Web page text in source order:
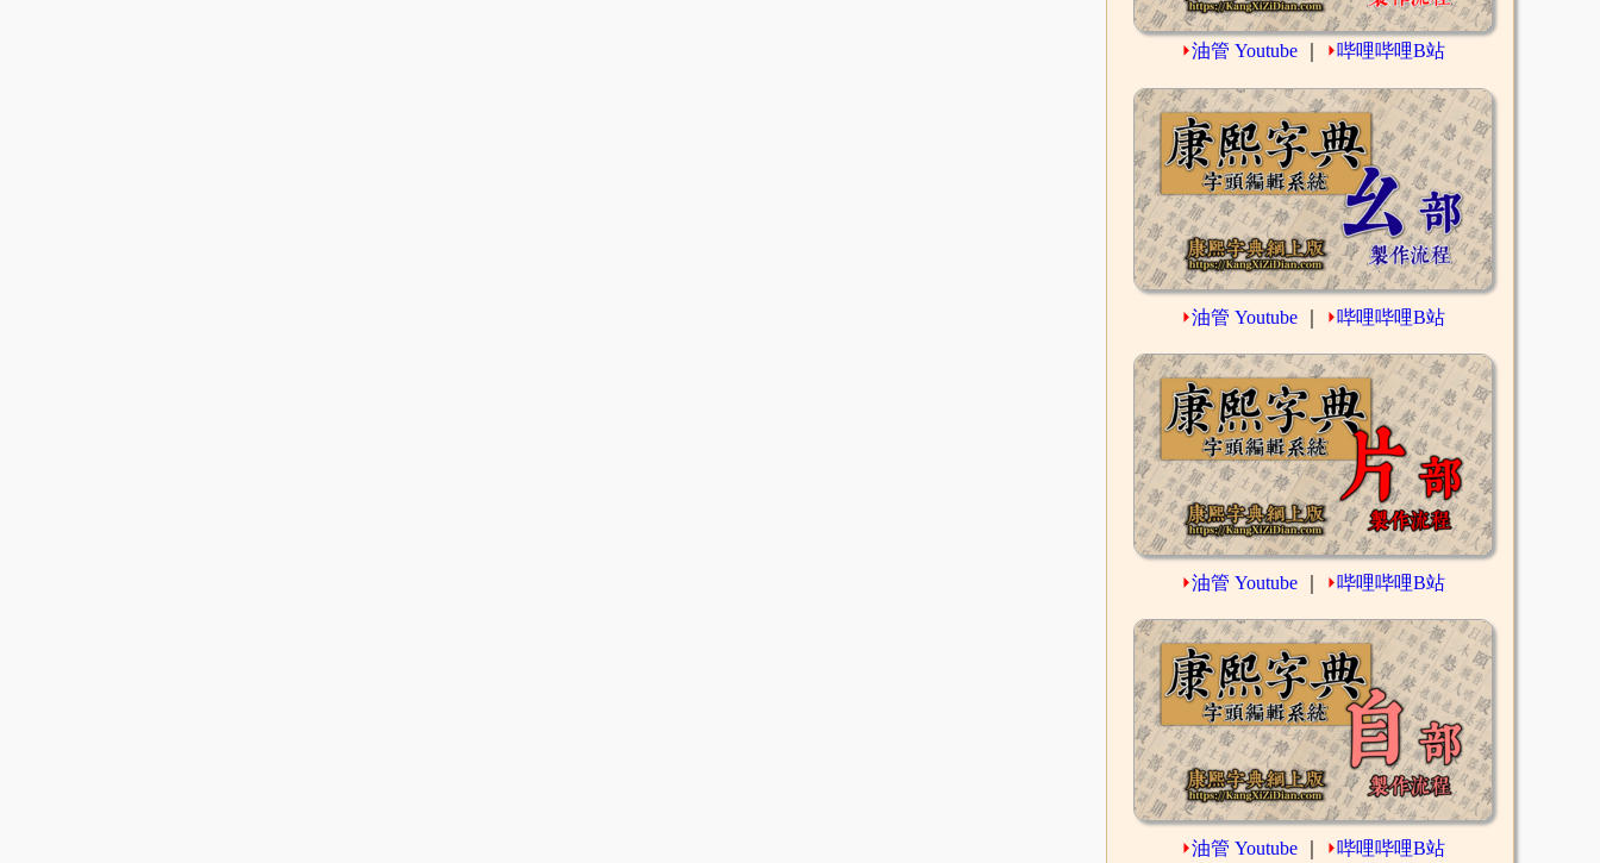
⏵油管 Youtube ⏵哔哩哔哩B站
⏵油管 Youtube ⏵哔哩哔哩B站
⏵油管 Youtube ⏵哔哩哔哩B站
⏵油管 Youtube ⏵哔哩哔哩B站